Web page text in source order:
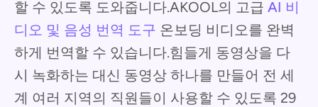
할 수 있도록 도와줍니다.AKOOL의 고급 AI 비
디오 및 음성 번역 도구 온보딩 비디오를 완벽
하게 번역할 수 있습니다.힘들게 동영상을 다
시 녹화하는 대신 동영상 하나를 만들어 전 세
계 여러 지역의 직원들이 사용할 수 있도록 29